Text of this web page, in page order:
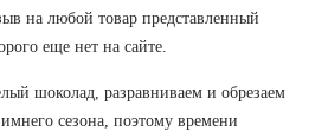
на любой товар представленный
еще нет на сайте.
шоколад, разравниваем и обрезаем
сезона, поэтому времени